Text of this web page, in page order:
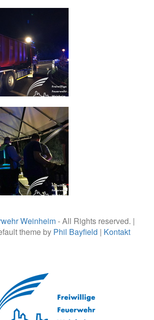
Weinheim- All Rights reserved. |
theme by Phil Bayfield | Kontakt